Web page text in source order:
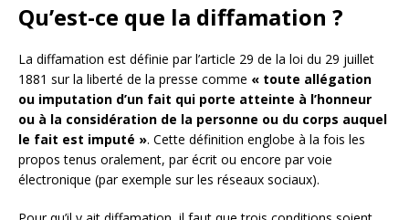
Qu’est-ce que la diffamation ?
La diffamation est définie par l’article 29 de la loi du 29 juillet
1881 sur la liberté de la presse comme « toute allégation
ou imputation d’un fait qui porte atteinte à l’honneur
ou à la considération de la personne ou du corps auquel
le fait est imputé ». Cette définition englobe à la fois les
propos tenus oralement, par écrit ou encore par voie
électronique (par exemple sur les réseaux sociaux).